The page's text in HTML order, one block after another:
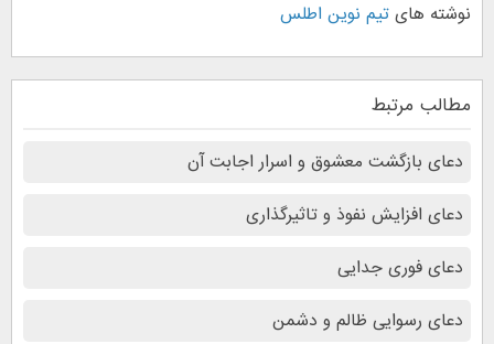
نوشته های تیم نوین اطلس
مطالب مرتبط
دعای بازگشت معشوق و اسرار اجابت آن
دعای افزایش نفوذ و تاثیرگذاری
دعای فوری جدایی
دعای رسوایی ظالم و دشمن